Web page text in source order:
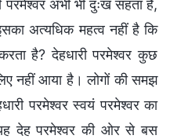
परमेश्वर अभी भी दुःख सहता है,
अत्यधिक महत्व नहीं है कि
है? देहधारी परमेश्वर कुछ
नहीं आया है। लोगों की समझ
परमेश्वर स्वयं परमेश्वर का
देह परमेश्वर की ओर से बस